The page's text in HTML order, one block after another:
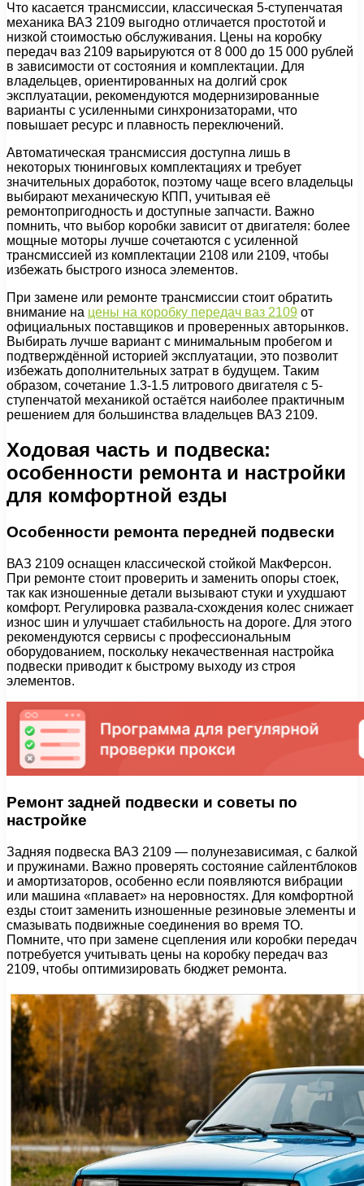
Что касается трансмиссии, классическая 5-ступенчатая
механика ВАЗ 2109 выгодно отличается простотой и
низкой стоимостью обслуживания. Цены на коробку
передач ваз 2109 варьируются от 8 000 до 15 000 рублей
в зависимости от состояния и комплектации. Для
владельцев, ориентированных на долгий срок
эксплуатации, рекомендуются модернизированные
варианты с усиленными синхронизаторами, что
повышает ресурс и плавность переключений.
Автоматическая трансмиссия доступна лишь в
некоторых тюнинговых комплектациях и требует
значительных доработок, поэтому чаще всего владельцы
выбирают механическую КПП, учитывая её
ремонтопригодность и доступные запчасти. Важно
помнить, что выбор коробки зависит от двигателя: более
мощные моторы лучше сочетаются с усиленной
трансмиссией из комплектации 2108 или 2109, чтобы
избежать быстрого износа элементов.
При замене или ремонте трансмиссии стоит обратить
внимание на цены на коробку передач ваз 2109 от
официальных поставщиков и проверенных авторынков.
Выбирать лучше вариант с минимальным пробегом и
подтверждённой историей эксплуатации, это позволит
избежать дополнительных затрат в будущем. Таким
образом, сочетание 1.3-1.5 литрового двигателя с 5-
ступенчатой механикой остаётся наиболее практичным
решением для большинства владельцев ВАЗ 2109.
Ходовая часть и подвеска:
особенности ремонта и настройки
для комфортной езды
Особенности ремонта передней подвески
ВАЗ 2109 оснащен классической стойкой МакФерсон.
При ремонте стоит проверить и заменить опоры стоек,
так как изношенные детали вызывают стуки и ухудшают
комфорт. Регулировка развала-схождения колес снижает
износ шин и улучшает стабильность на дороге. Для этого
рекомендуются сервисы с профессиональным
оборудованием, поскольку некачественная настройка
подвески приводит к быстрому выходу из строя
элементов.
Ремонт задней подвески и советы по
настройке
Задняя подвеска ВАЗ 2109 — полунезависимая, с балкой
и пружинами. Важно проверять состояние сайлентблоков
и амортизаторов, особенно если появляются вибрации
или машина «плавает» на неровностях. Для комфортной
езды стоит заменить изношенные резиновые элементы и
смазывать подвижные соединения во время ТО.
Помните, что при замене сцепления или коробки передач
потребуется учитывать цены на коробку передач ваз
2109, чтобы оптимизировать бюджет ремонта.